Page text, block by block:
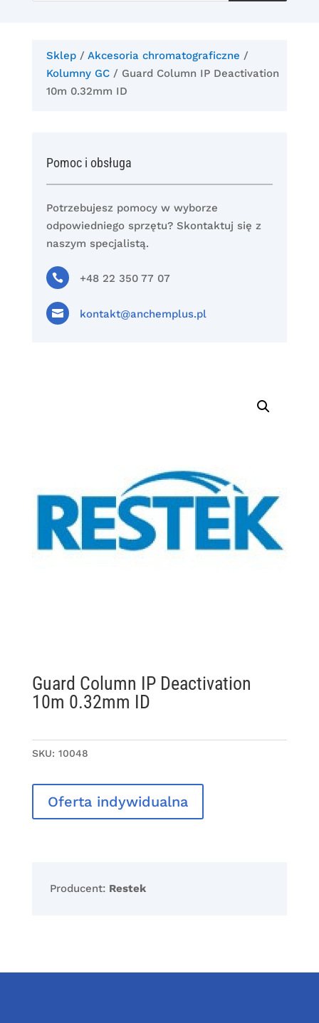
Sklep/ Akcesoria chromatograficzne /
Kolumny GC/ Guard Column IP Deactivation
10m 0.32mm ID
Pomoc i obsługa
Potrzebujesz pomocy w wyborze
odpowiedniego sprzętu? Skontaktuj się z
naszym specjalistą.
 +48 22 350 77 07
 kontakt@anchemplus.pl
Guard Column IP Deactivation
10m 0.32mm ID
SKU: 10048
Oferta indywidualna
Producent: Restek